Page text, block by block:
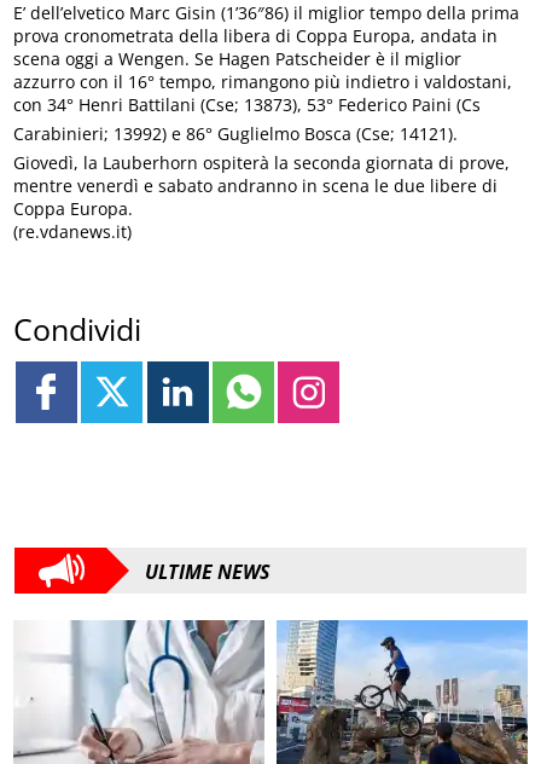
E’ dell’elvetico Marc Gisin (1’36″86) il miglior tempo della prima
prova cronometrata della libera di Coppa Europa, andata in
scena oggi a Wengen. Se Hagen Patscheider è il miglior
azzurro con il 16° tempo, rimangono più indietro i valdostani,
con 34° Henri Battilani (Cse; 13873), 53° Federico Paini (Cs
Carabinieri; 13992) e 86° Guglielmo Bosca (Cse; 14121).
Giovedì, la Lauberhorn ospiterà la seconda giornata di prove,
mentre venerdì e sabato andranno in scena le due libere di
Coppa Europa.
(re.vdanews.it)
Condividi
ULTIME NEWS